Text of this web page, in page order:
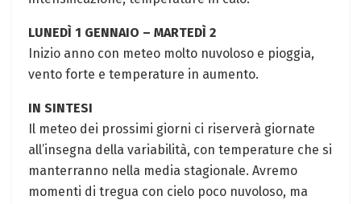
LUNEDÌ‌ 1 GENNAIO – MARTEDÌ ⁢2
Inizio anno con ​meteo molto ⁤nuvoloso e pioggia,
vento‌ forte e temperature in aumento.
IN SINTESI
Il meteo dei prossimi giorni ci riserverà giornate
all’insegna della variabilità, ⁤con temperature che si
​manterranno nella‍ media stagionale. Avremo
momenti di tregua con cielo poco nuvoloso, ‌ma